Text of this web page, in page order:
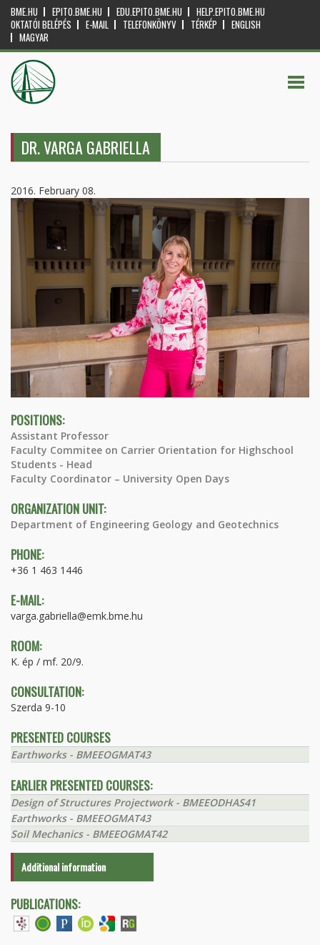
BME.HU EPITO.BME.HU EDU.EPITO.BME.HU
HELP.EPITO.BME.HU
OKTATÓI BELÉPÉS
E-MAIL TELEFONKÖNYV TÉRKÉP
ENGLISH
MAGYAR
DR. VARGA GABRIELLA
2016. February 08.
POSITIONS:
Assistant Professor
Faculty Commitee on Carrier Orientation for Highschool
Students - Head
Faculty Coordinator – University Open Days
ORGANIZATION UNIT:
Department of Engineering Geology and Geotechnics
PHONE:
+36 1 463 1446
E-MAIL:
varga.gabriella@emk.bme.hu
ROOM:
K. ép / mf. 20/9.
CONSULTATION:
Szerda 9-10
PRESENTED COURSES
Earthworks - BMEEOGMAT43
EARLIER PRESENTED COURSES:
Design of Structures Projectwork - BMEEODHAS41
Earthworks - BMEEOGMAT43
Soil Mechanics - BMEEOGMAT42
Additional information
PUBLICATIONS: